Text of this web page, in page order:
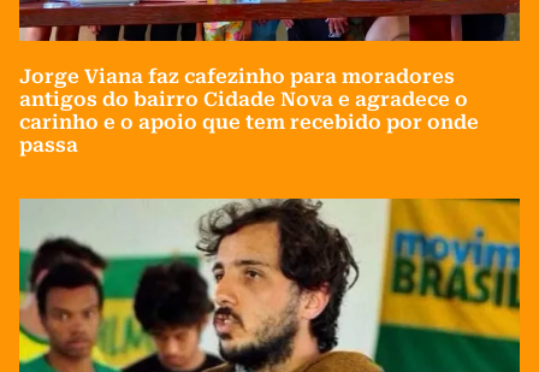
Jorge Viana faz cafezinho para moradores
antigos do bairro Cidade Nova e agradece o
carinho e o apoio que tem recebido por onde
passa